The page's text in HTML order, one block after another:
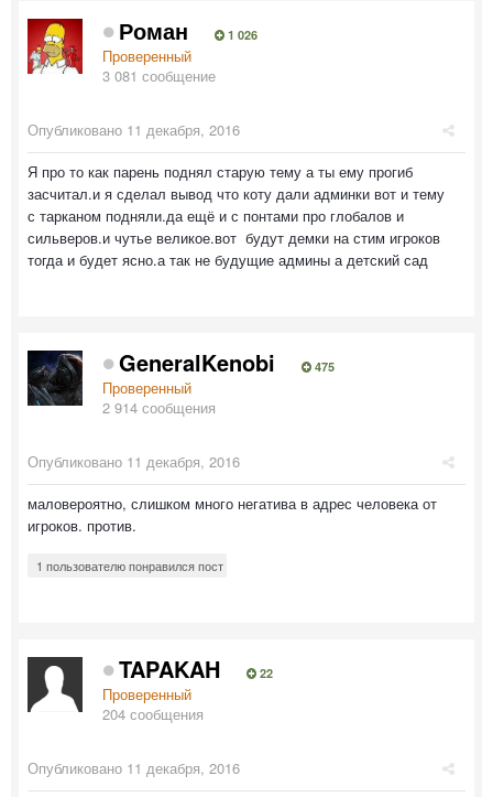
Роман 1 026
Проверенный
3 081 сообщение
Опубликовано 11 декабря, 2016
Я про то как парень поднял старую тему а ты ему прогиб
засчитал.и я сделал вывод что коту дали админки вот и тему
с тарканом подняли.да ещё и с понтами про глобалов и
сильверов.и чутье великое.вот будут демки на стим игроков
тогда и будет ясно.а так не будущие админы а детский сад
GeneralKenobi 475
Проверенный
2 914 сообщения
Опубликовано 11 декабря, 2016
маловероятно, слишком много негатива в адрес человека от
игроков. против.
1 пользователю понравился пост
TAPAKAH 22
Проверенный
204 сообщения
Опубликовано 11 декабря, 2016